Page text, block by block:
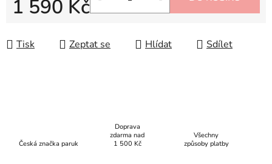
1 590 Kč
Tisk Zeptat se Hlídat Sdílet
Česká značka paruk
Doprava
zdarma nad
1 500 Kč
Všechny
způsoby platby